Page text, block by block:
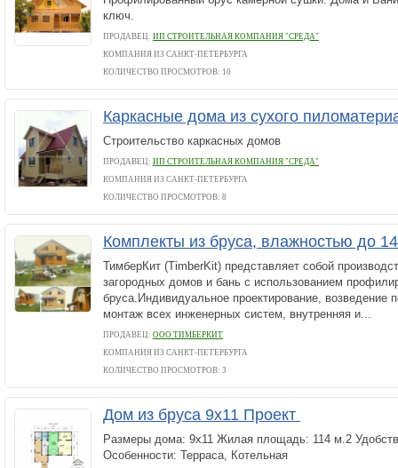
ключ.
ПРОДАВЕЦ: ИП СТРОИТЕЛЬНАЯ КОМПАНИЯ "СРЕДА"
КОМПАНИЯ ИЗ САНКТ-ПЕТЕРБУРГА
КОЛИЧЕСТВО ПРОСМОТРОВ: 10
Каркасные дома из сухого
Строительство каркасных домов
ПРОДАВЕЦ: ИП СТРОИТЕЛЬНАЯ КОМПАНИЯ "СРЕДА"
КОМПАНИЯ ИЗ САНКТ-ПЕТЕРБУРГА
КОЛИЧЕСТВО ПРОСМОТРОВ: 8
Комплекты из бруса, влажностью до
ТимберКит (TimberKit) представляет собой
загородных домов и бань с использованием
бруса.Индивидуальное проектирование, возведение
монтаж всех инженерных систем, внутренняя и...
ПРОДАВЕЦ: ООО ТИМБЕРКИТ
КОМПАНИЯ ИЗ САНКТ-ПЕТЕРБУРГА
КОЛИЧЕСТВО ПРОСМОТРОВ: 3
Дом из бруса 9х11 Проект
Размеры дома: 9x11 Жилая площадь: 114 м.2
Особенности: Терраса, Котельная